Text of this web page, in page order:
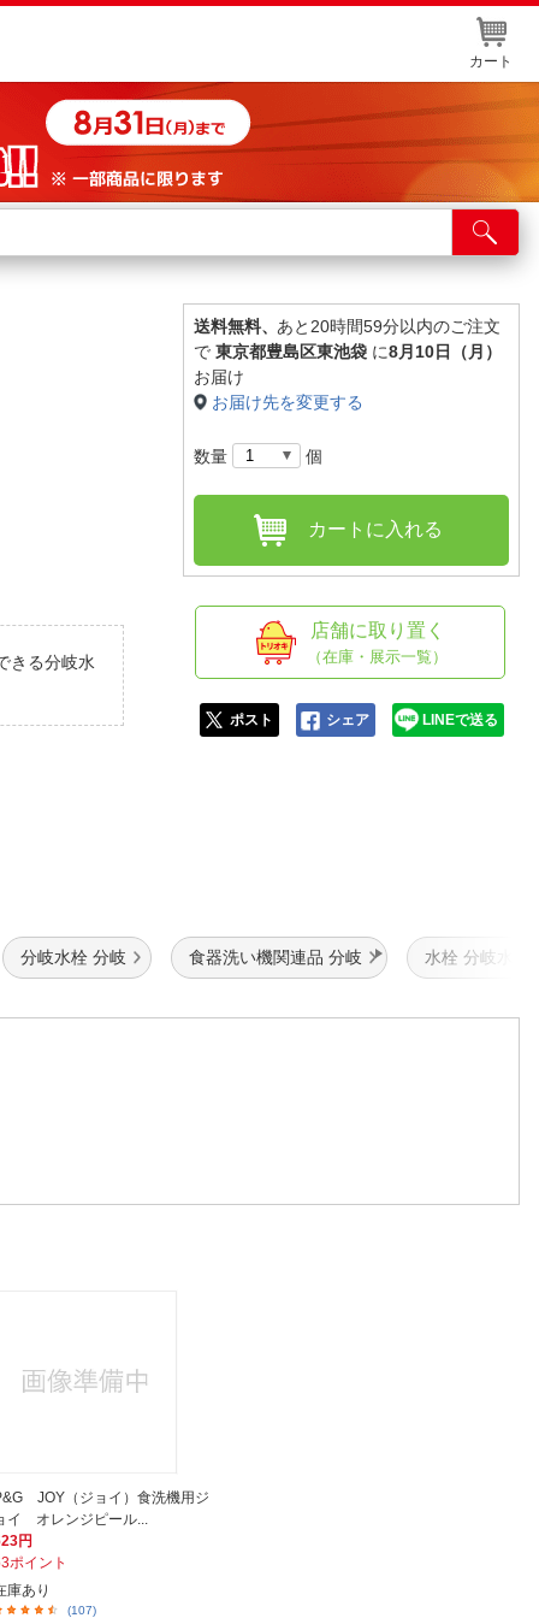
カート
舗サービス
ト取り置き
報
きる分岐水
送料無料、 あと20時間59分以内のご注文
で 東京都豊島区東池袋 に8月10日（月）
お届け
お届け先を変更する
数量 個
カートに入れる
店舗に取り置く
（在庫・展示一覧）
ポスト シェア LINEで送る
分岐水栓 分岐 食器洗い機関連品 分岐 水栓 分岐水栓
JOY（ジョイ）食洗機用ジ
イ オレンジピール...
円
ポイント
庫あり
(107)